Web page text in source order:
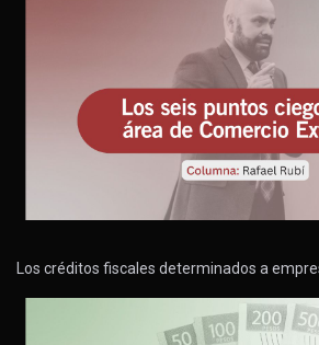
Los créditos fiscales determinados a